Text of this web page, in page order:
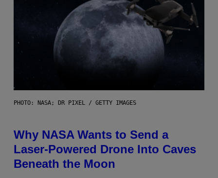
PHOTO: NASA; DR PIXEL / GETTY IMAGES
Why NASA Wants to Send a
Laser-Powered Drone Into Caves
Beneath the Moon